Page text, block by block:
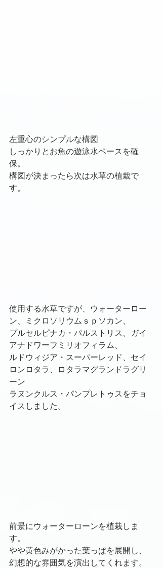
左重心のシンプルな構図
しっかりとお魚の遊泳水ペースを確
保。
構図が決まったら次は水草の植栽で
す。
使用する水草ですが、ウォーターロー
ン、ミクロソリウムｓｐソカン、
プルセルピナカ・パルストリス、ガイ
アナドワーフミリオフィラム、
ルドウィジア・スーパーレッド、セイ
ロンロタラ、ロタラマグランドラグリ
ーン
ラヌンクルス・パンプレトゥスをチョ
イスしました。
前景にウォーターローンを植栽しま
す。
やや黄色みがかった葉っぱを展開し、
幻想的な雰囲気を演出してくれます。